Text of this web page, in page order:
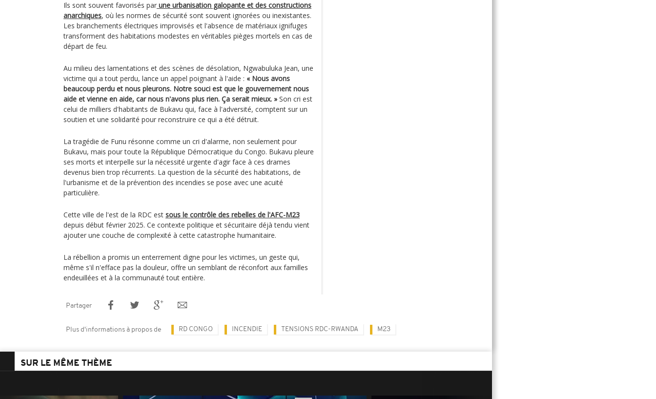
Ils sont souvent favorisés par une urbanisation galopante et des constructions
anarchiques, où les normes de sécurité sont souvent ignorées ou inexistantes.
Les branchements électriques improvisés et l'absence de matériaux ignifuges
transforment des habitations modestes en véritables pièges mortels en cas de
départ de feu.
Au milieu des lamentations et des scènes de désolation, Ngwabuluka Jean, une
victime qui a tout perdu, lance un appel poignant à l'aide : « Nous avons
beaucoup perdu et nous pleurons. Notre souci est que le gouvernement nous
aide et vienne en aide, car nous n'avons plus rien. Ça serait mieux. » Son cri est
celui de milliers d'habitants de Bukavu qui, face à l'adversité, comptent sur un
soutien et une solidarité pour reconstruire ce qui a été détruit.
La tragédie de Funu résonne comme un cri d'alarme, non seulement pour
Bukavu, mais pour toute la République Démocratique du Congo. Bukavu pleure
ses morts et interpelle sur la nécessité urgente d'agir face à ces drames
devenus bien trop récurrents. La question de la sécurité des habitations, de
l'urbanisme et de la prévention des incendies se pose avec une acuité
particulière.
Cette ville de l'est de la RDC est sous le contrôle des rebelles de l'AFC-M23
depuis début février 2025. Ce contexte politique et sécuritaire déjà tendu vient
ajouter une couche de complexité à cette catastrophe humanitaire.
La rébellion a promis un enterrement digne pour les victimes, un geste qui,
même s'il n'efface pas la douleur, offre un semblant de réconfort aux familles
endeuillées et à la communauté tout entière.
Partager
Plus d'informations à propos de RD CONGO INCENDIE TENSIONS RDC-RWANDA M23
SUR LE MÊME THÈME